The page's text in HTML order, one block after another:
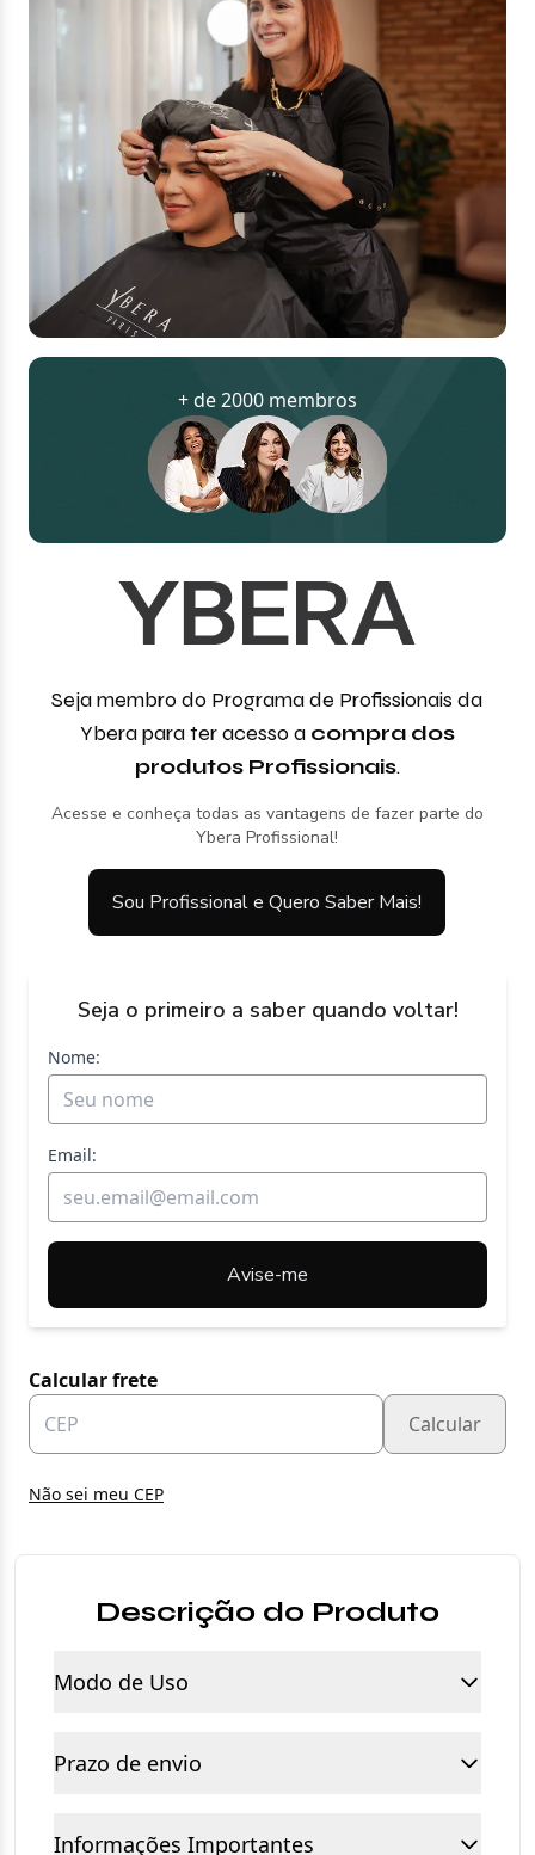
+ de 2000 membros
Seja membro do Programa de Profissionais da
Ybera para ter acesso a compra dos
produtos Profissionais.
Acesse e conheça todas as vantagens de fazer parte do
Ybera Profissional!
Sou Profissional e Quero Saber Mais!
Seja o primeiro a saber quando voltar!
Nome:
Email:
Avise-me
Calcular frete
Calcular
Não sei meu CEP
Descrição do Produto
Modo de Uso
Prazo de envio
Informações Importantes